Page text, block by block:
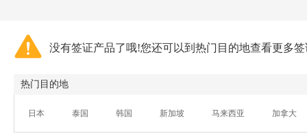
没有签证产品了哦!您还可以到热门目的地查看更多
热门目的地
日本 泰国 韩国 新加坡 马来西亚 加拿大